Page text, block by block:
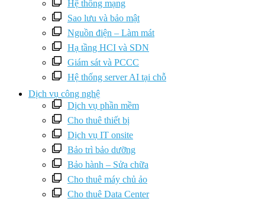
Hệ thống mạng
Sao lưu và bảo mật
Nguồn điện – Làm mát
Hạ tầng HCI và SDN
Giám sát và PCCC
Hệ thống server AI tại chỗ
Dịch vụ công nghệ
Dịch vụ phần mềm
Cho thuê thiết bị
Dịch vụ IT onsite
Bảo trì bảo dưỡng
Bảo hành – Sửa chữa
Cho thuê máy chủ ảo
Cho thuê Data Center